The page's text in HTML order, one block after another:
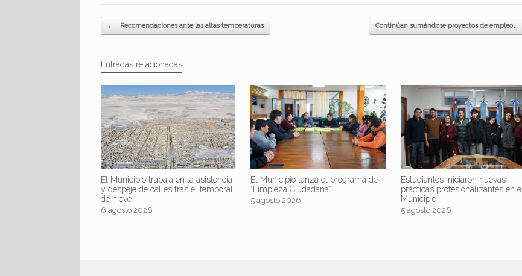
Navegador de artículos
← Recomendaciones ante las altas temperaturas Continúan sumándose proyectos de empleo…
Entradas relacionadas
El Municipio trabaja en la asistencia
y despeje de calles tras el temporal
de nieve
6 agosto 2026
El Municipio lanza el programa de
“Limpieza Ciudadana”
5 agosto 2026
Estudiantes iniciaron nuevas
prácticas profesionalizantes en el
Municipio
5 agosto 2026